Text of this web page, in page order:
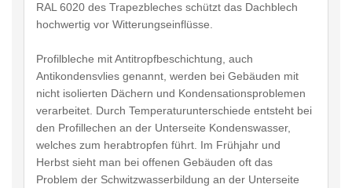
RAL 6020 des Trapezbleches schützt das Dachblech
hochwertig vor Witterungseinflüsse.
Profilbleche mit Antitropfbeschichtung, auch
Antikondensvlies genannt, werden bei Gebäuden mit
nicht isolierten Dächern und Kondensationsproblemen
verarbeitet. Durch Temperaturunterschiede entsteht bei
den Profillechen an der Unterseite Kondenswasser,
welches zum herabtropfen führt. Im Frühjahr und
Herbst sieht man bei offenen Gebäuden oft das
Problem der Schwitzwasserbildung an der Unterseite